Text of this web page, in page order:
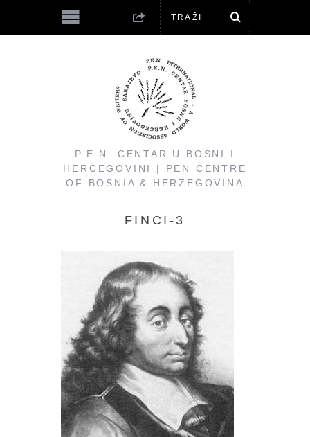
P.E.N. CENTAR U BOSNI I
HERCEGOVINI | PEN CENTRE
OF BOSNIA & HERZEGOVINA
FINCI-3